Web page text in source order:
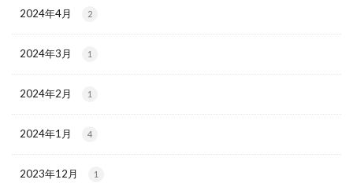
2024年4月 2
2024年3月 1
2024年2月 1
2024年1月 4
2023年12月 1